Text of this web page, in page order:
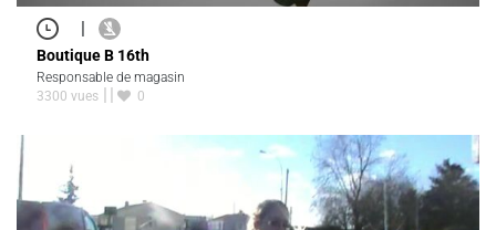
|
Boutique B 16th
Responsable de magasin
3300 vues
0